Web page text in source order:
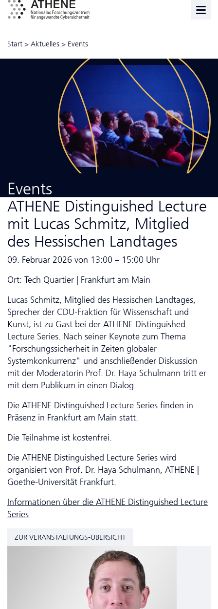
Start > Aktuelles > Events
Events
ATHENE Distinguished Lecture
mit Lucas Schmitz, Mitglied
des Hessischen Landtages
09. Februar 2026 von 13:00 – 15:00 Uhr
Ort: Tech Quartier | Frankfurt am Main
Lucas Schmitz, Mitglied des Hessischen Landtages,
Sprecher der CDU-Fraktion für Wissenschaft und
Kunst, ist zu Gast bei der ATHENE Distinguished
Lecture Series. Nach seiner Keynote zum Thema
"Forschungssicherheit in Zeiten globaler
Systemkonkurrenz" und anschließender Diskussion
mit der Moderatorin Prof. Dr. Haya Schulmann tritt er
mit dem Publikum in einen Dialog.
Die ATHENE Distinguished Lecture Series finden in
Präsenz in Frankfurt am Main statt.
Die Teilnahme ist kostenfrei.
Die ATHENE Distinguished Lecture Series wird
organisiert von Prof. Dr. Haya Schulmann, ATHENE |
Goethe-Universität Frankfurt.
Informationen über die ATHENE Distinguished Lecture
Series
ZUR VERANSTALTUNGS-ÜBERSICHT